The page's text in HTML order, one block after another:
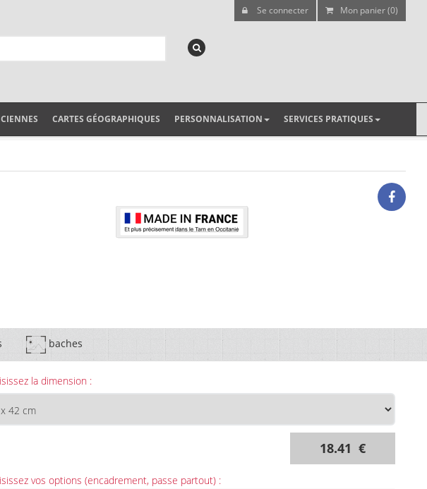
Se connecter Mon panier (0)
CARTES GÉOGRAPHIQUES PERSONNALISATION SERVICES PRATIQUES
baches
la dimension :
18.41 €
vos options (encadrement, passe partout) :